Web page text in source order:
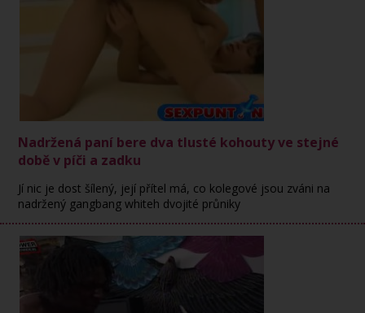
Nadržená paní bere dva tlusté kohouty ve stejné
době v píči a zadku
Jí nic je dost šílený, její přítel má, co kolegové jsou zváni na
nadržený gangbang whiteh dvojité průniky